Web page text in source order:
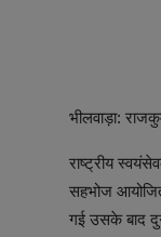
भीलवाड़ा:
राष्ट्रीय
सहभोज
गई उसके बाद